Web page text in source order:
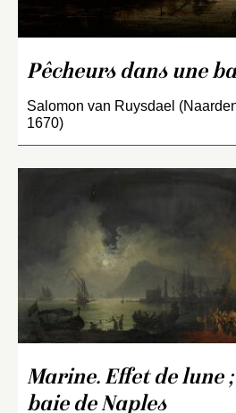
Pêcheurs dans une
Salomon van Ruysdael
1670)
Marine. Effet de lune
baie de Naples